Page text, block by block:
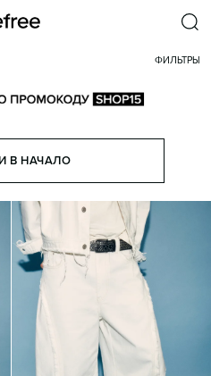
ФИЛЬТРЫ
В НАЧАЛО